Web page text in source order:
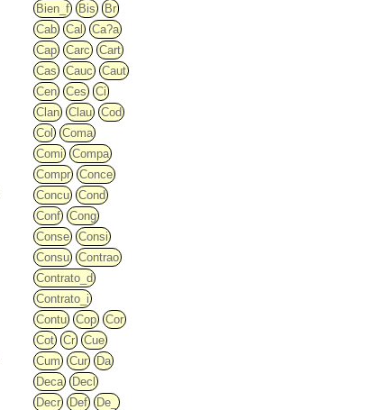
Bien_f
Bis
Br
Cab
Cal
Ca?a
Cap
Carc
Cart
Cas
Cauc
Caut
Cen
Ces
Ci
Clan
Clau
Cod
Col
Coma
Comi
Compa
Compr
Conce
Concu
Cond
Conf
Cong
Conse
Consi
Consu
Contrao
Contrato_d
Contrato_i
Contu
Cop
Cor
Cot
Cr
Cue
Cum
Cur
Da
Deca
Decl
Decr
Def
De_